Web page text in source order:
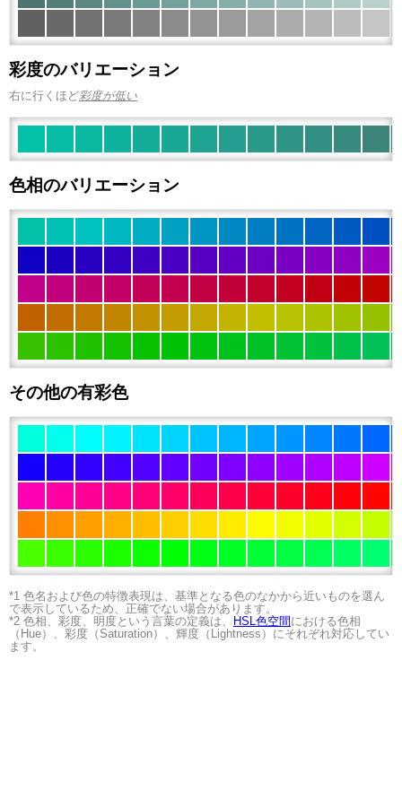
彩度のバリエーション
右に行くほど彩度が低い
色相のバリエーション
その他の有彩色
*1 色名および色の特徴表現は、基準となる色のなかから近いものを選ん
で表示しているため、正確でない場合があります。
*2 色相、彩度、明度という言葉の定義は、
HSL色空間 における色相
（Hue）、彩度（Saturation）、輝度（Lightness）にそれぞれ対応してい
ます。